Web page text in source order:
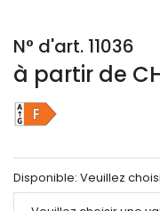
N° d'art. 11036
à partir de
Disponible: Veuillez